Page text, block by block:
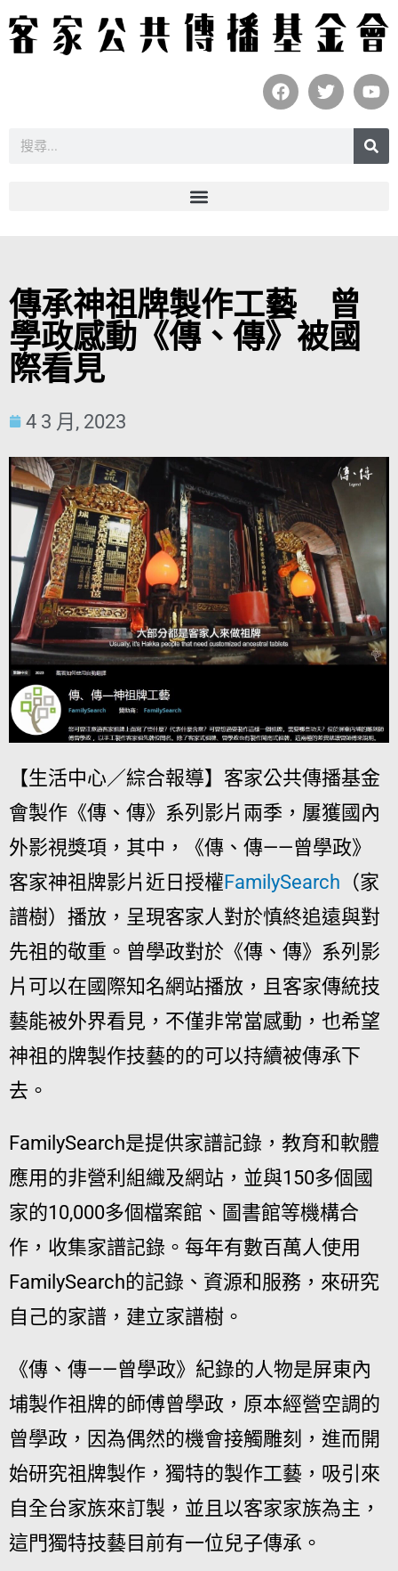
傳承神祖牌製作工藝 曾
學政感動《傳、傳》被國
際看見
4 3 月, 2023
【生活中心／綜合報導】客家公共傳播基金
會製作《傳、傳》系列影片兩季，屢獲國內
外影視獎項，其中，《傳、傳——曾學政》
客家神祖牌影片近日授權FamilySearch （家
譜樹）播放，呈現客家人對於慎終追遠與對
先祖的敬重。曾學政對於《傳、傳》系列影
片可以在國際知名網站播放，且客家傳統技
藝能被外界看見，不僅非常當感動，也希望
神祖的牌製作技藝的的可以持續被傳承下
去。
FamilySearch是提供家譜記錄，教育和軟體
應用的非營利組織及網站，並與150多個國
家的10,000多個檔案館、圖書館等機構合
作，收集家譜記錄。每年有數百萬人使用
FamilySearch的記錄、資源和服務，來研究
自己的家譜，建立家譜樹。
《傳、傳——曾學政》紀錄的人物是屏東內
埔製作祖牌的師傅曾學政，原本經營空調的
曾學政，因為偶然的機會接觸雕刻，進而開
始研究祖牌製作，獨特的製作工藝，吸引來
自全台家族來訂製，並且以客家家族為主，
這門獨特技藝目前有一位兒子傳承。